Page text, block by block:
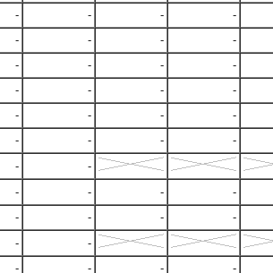
- - - -
- - - -
- - - -
- - - -
- - - -
- - - -
-
-
- - - -
- - - -
-
-
- - - -